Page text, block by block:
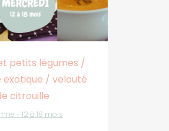
petits légumes /
/ velouté
citrouille
- 12 à 18 mois